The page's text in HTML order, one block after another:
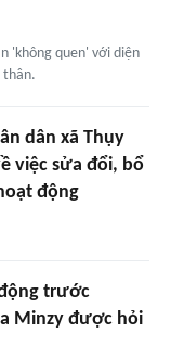
'không quen' với diện
thân.
dân xã Thụy
việc sửa đổi, bổ
động
trước
Minzy được hỏi